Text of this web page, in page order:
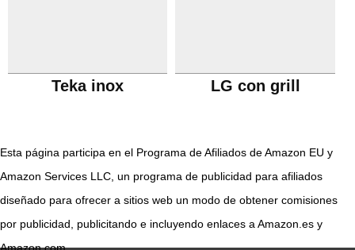
Teka inox LG con grill
Esta página participa en el Programa de Afiliados de Amazon EU y
Amazon Services LLC, un programa de publicidad para afiliados
diseñado para ofrecer a sitios web un modo de obtener comisiones
por publicidad, publicitando e incluyendo enlaces a Amazon.es y